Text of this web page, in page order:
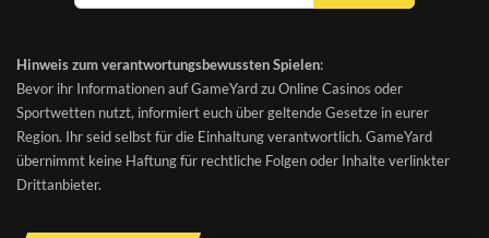
Hinweis zum verantwortungsbewussten Spielen:
Bevor ihr Informationen auf GameYard zu Online Casinos oder
Sportwetten nutzt, informiert euch über geltende Gesetze in eurer
Region. Ihr seid selbst für die Einhaltung verantwortlich. GameYard
übernimmt keine Haftung für rechtliche Folgen oder Inhalte verlinkter
Drittanbieter.